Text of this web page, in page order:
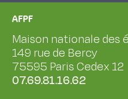
AFPF
Maison nationale des
149 rue de Bercy
75595 Paris Cedex 12
07.69.81.16.62